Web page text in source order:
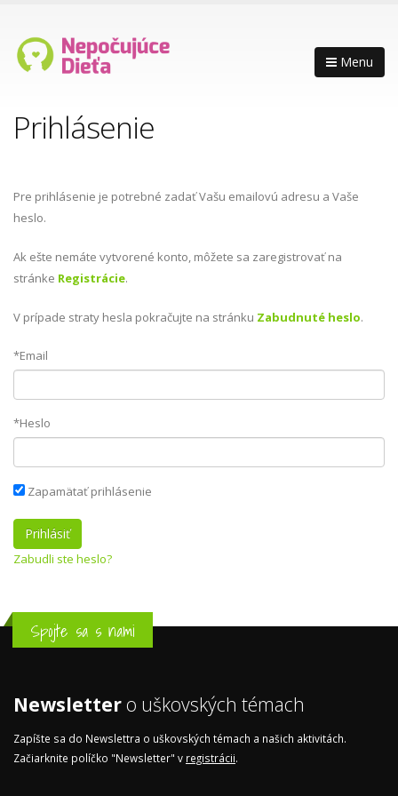
Menu
Prihlásenie
Pre prihlásenie je potrebné zadať Vašu emailovú adresu a Vaše
heslo.
Ak ešte nemáte vytvorené konto, môžete sa zaregistrovať na
stránke Registrácie.
V prípade straty hesla pokračujte na stránku Zabudnuté heslo.
*Email
*Heslo
Zapamätať prihlásenie
Zabudli ste heslo?
Spojte sa s nami
Newsletter o uškovských témach
Zapíšte sa do Newslettra o uškovských témach a našich aktivitách.
Začiarknite políčko "Newsletter" v registrácii.